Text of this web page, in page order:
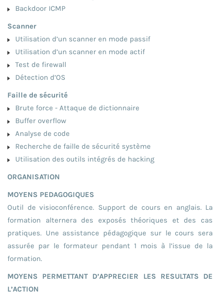
Backdoor ICMP
Scanner
Utilisation d’un scanner en mode passif
Utilisation d’un scanner en mode actif
Test de firewall
Détection d’OS
Faille de sécurité
Brute force - Attaque de dictionnaire
Buffer overflow
Analyse de code
Recherche de faille de sécurité système
Utilisation des outils intégrés de hacking
ORGANISATION
MOYENS PEDAGOGIQUES
Outil de visioconférence. Support de cours en anglais. La
formation alternera des exposés théoriques et des cas
pratiques. Une assistance pédagogique sur le cours sera
assurée par le formateur pendant 1 mois à l’issue de la
formation.
MOYENS PERMETTANT D’APPRECIER LES RESULTATS DE
L’ACTION